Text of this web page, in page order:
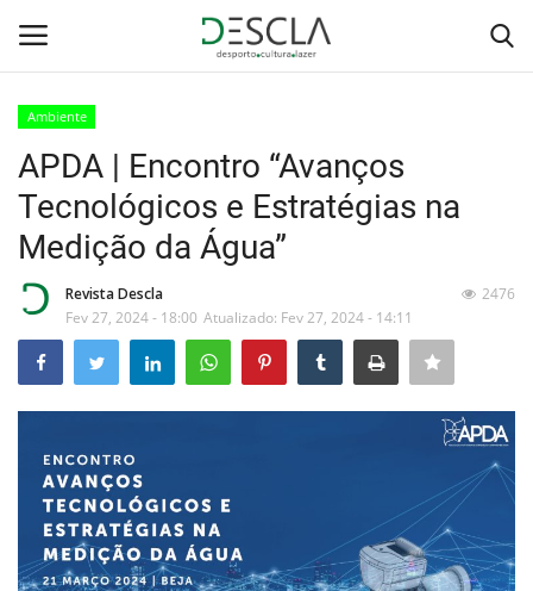
Home
...by Descla
Desporto
Sobre Nós
Educação
Estatuto Editorial
Ambiente
APDA | Encontro “Avanços
Tecnológicos e Estratégias na
Medição da Água”
Revista Descla
Fev 27, 2024 - 18:00 Atualizado: Fev 27, 2024 - 14:11
2476